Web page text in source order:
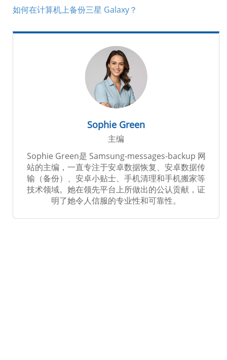
如何在计算机上备份三星 Galaxy？
Sophie Green
主编
Sophie Green是 Samsung-messages-backup 网
站的主编，一直专注于安卓数据恢复、安卓数据传
输（备份）、安卓小贴士、手机清理和手机搬家等
技术领域。她在领先平台上所做出的公认贡献，证
明了她令人信服的专业性和可靠性。